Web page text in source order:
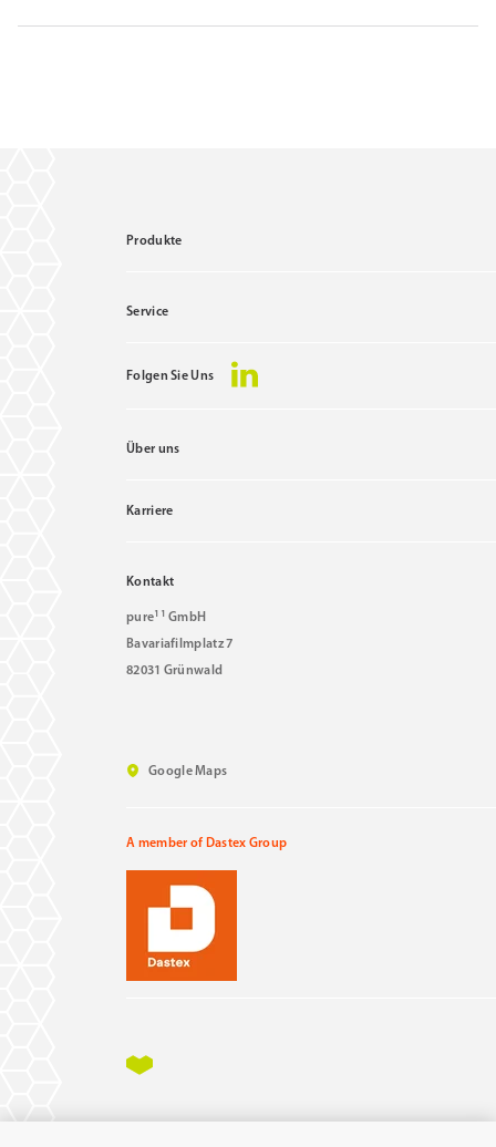
Produkte
Service
Folgen Sie Uns
Über uns
Karriere
Kontakt
pure11 GmbH
Bavariafilmplatz 7
82031 Grünwald
Google Maps
A member of Dastex Group